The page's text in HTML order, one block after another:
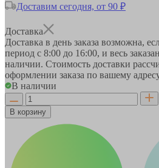
Доставим сегодня, от 90 ₽
Доставка
Доставка в день заказа возможна,
период с 8:00 до 16:00, и весь
наличии. Стоимость доставки
оформлении заказа по вашему
В наличии
В корзину